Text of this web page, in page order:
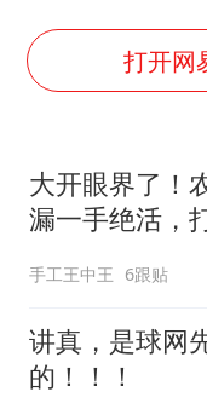
打开网
大开眼界了！
漏一手绝活，
手工王中王 6跟贴
讲真，是球网
的！！！